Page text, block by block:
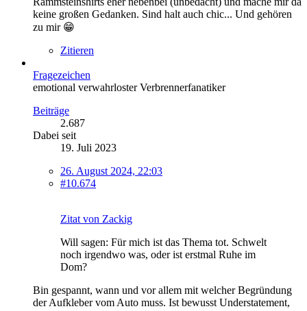
keine großen Gedanken. Sind halt auch chic... Und gehören
zu mir 😁
Zitieren
Fragezeichen
emotional verwahrloster Verbrennerfanatiker
Beiträge
2.687
Dabei seit
19. Juli 2023
26. August 2024, 22:03
#10.674
Zitat von Zackig
Will sagen: Für mich ist das Thema tot. Schwelt
noch irgendwo was, oder ist erstmal Ruhe im
Dom?
Bin gespannt, wann und vor allem mit welcher Begründung
der Aufkleber vom Auto muss. Ist bewusst Understatement,